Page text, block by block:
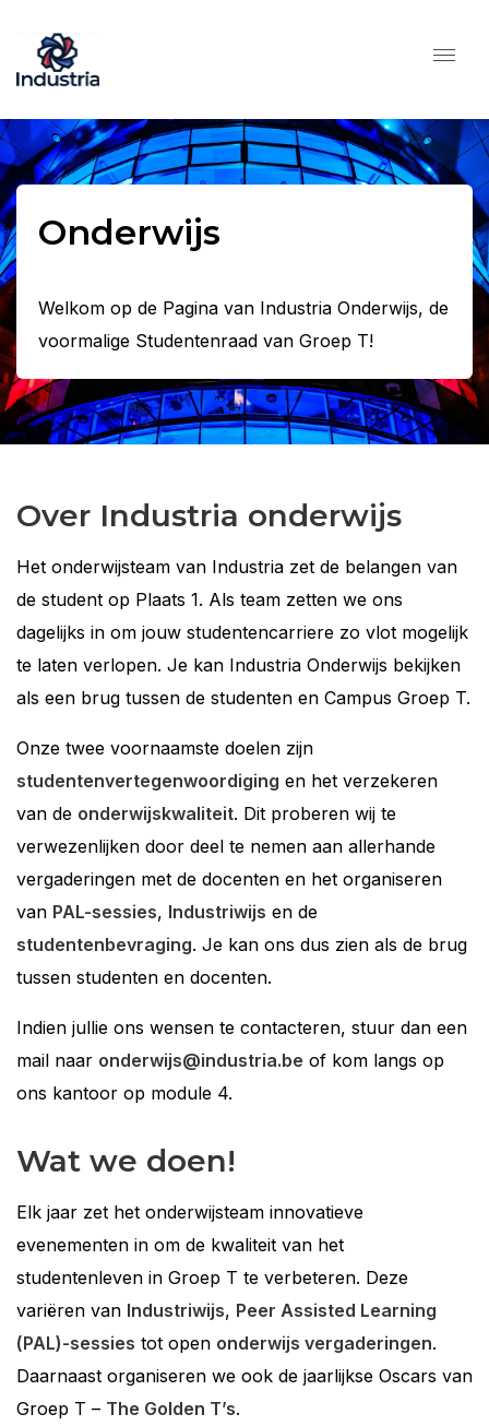
Onderwijs
Welkom op de Pagina van Industria Onderwijs, de
voormalige Studentenraad van Groep T!
Over Industria onderwijs
Het onderwijsteam van Industria zet de belangen van
de student op Plaats 1. Als team zetten we ons
dagelijks in om jouw studentencarriere zo vlot mogelijk
te laten verlopen. Je kan Industria Onderwijs bekijken
als een brug tussen de studenten en Campus Groep T.
Onze twee voornaamste doelen zijn
studentenvertegenwoordiging en het verzekeren
van de onderwijskwaliteit. Dit proberen wij te
verwezenlijken door deel te nemen aan allerhande
vergaderingen met de docenten en het organiseren
van PAL-sessies, Industriwijs en de
studentenbevraging. Je kan ons dus zien als de brug
tussen studenten en docenten.
Indien jullie ons wensen te contacteren, stuur dan een
mail naar onderwijs@industria.be of kom langs op
ons kantoor op module 4.
Wat we doen!
Elk jaar zet het onderwijsteam innovatieve
evenementen in om de kwaliteit van het
studentenleven in Groep T te verbeteren. Deze
variëren van Industriwijs, Peer Assisted Learning
(PAL)-sessies tot open onderwijs vergaderingen.
Daarnaast organiseren we ook de jaarlijkse Oscars van
Groep T – The Golden T’s.